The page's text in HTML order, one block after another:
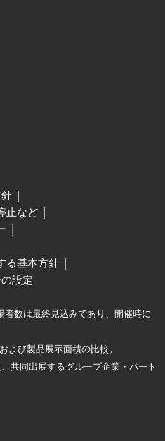
止など
る基本方針
設定
数は最終見込みであり、開催時に
び製品展示面積の比較。
共同出展するグループ企業・パート